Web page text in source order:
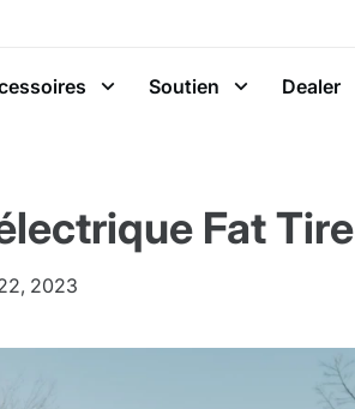
Soutien Dealer
Fat Tire
2023